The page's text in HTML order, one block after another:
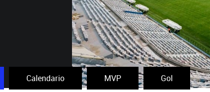
Calendario MVP Gol